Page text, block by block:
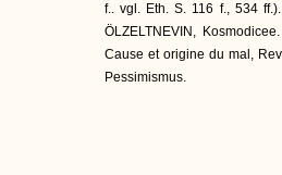
f.. vgl. Eth. S. 116 f., 534
ÖLZELTNEVIN,
Cause et origine du mal,
Pessimismus.